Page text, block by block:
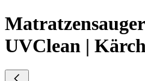
UVClean |